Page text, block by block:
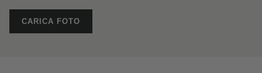
CARICA FOTO